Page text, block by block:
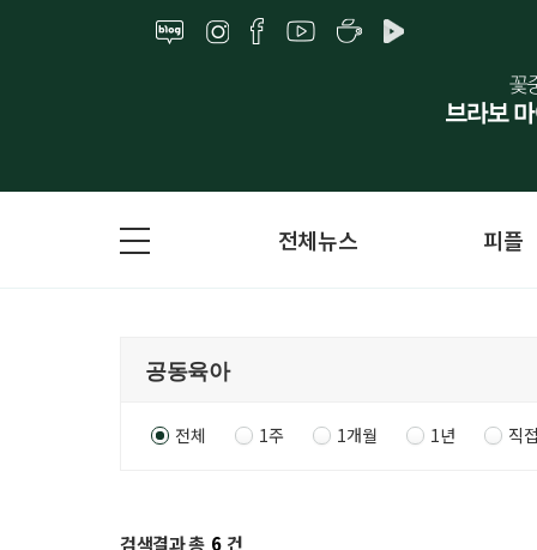
전체뉴스 피플
전체 1주 1개월 1년 직
검색결과 총 6 건